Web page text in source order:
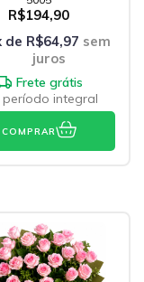
R$194,90
de R$64,97 sem
juros
Frete grátis
período integral
COMPRAR